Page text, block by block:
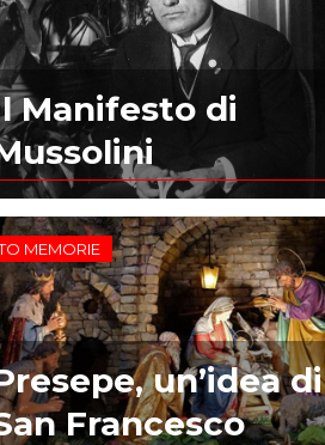
Manifesto di
MEMORIE
un’idea di
Francesco